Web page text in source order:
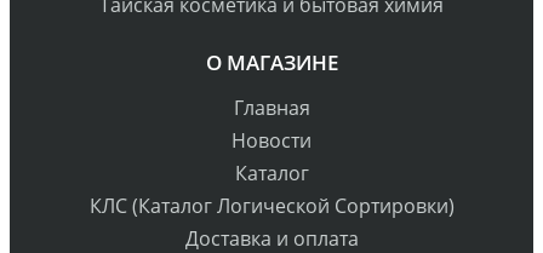
О МАГАЗИНЕ
Главная
Новости
Каталог
КЛС (Каталог Логической Сортировки)
Доставка и оплата